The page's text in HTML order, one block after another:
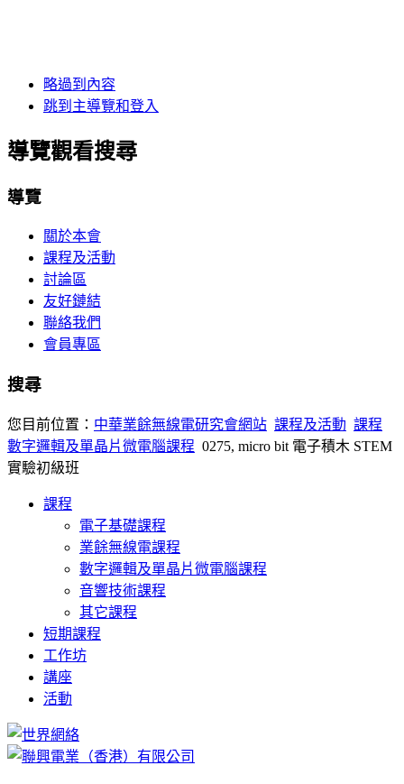
略過到內容
跳到主導覽和登入
導覽觀看搜尋
導覽
關於本會
課程及活動
討論區
友好鏈結
聯絡我們
會員專區
搜尋
您目前位置： 中華業餘無線電研究會網站 課程及活動 課程
數字邏輯及單晶片微電腦課程 0275, micro bit 電子積木 STEM
實驗初級班
課程
電子基礎課程
業餘無線電課程
數字邏輯及單晶片微電腦課程
音響技術課程
其它課程
短期課程
工作坊
講座
活動